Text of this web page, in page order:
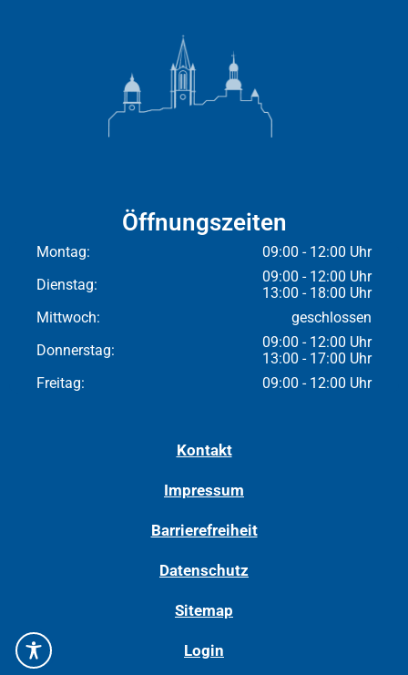
Öffnungszeiten
Montag:
09:00 - 12:00 Uhr
Dienstag:
09:00 - 12:00 Uhr
13:00 - 18:00 Uhr
Mittwoch:
geschlossen
Donnerstag:
09:00 - 12:00 Uhr
13:00 - 17:00 Uhr
Freitag:
09:00 - 12:00 Uhr
Kontakt
Impressum
Barrierefreiheit
Datenschutz
Sitemap
Login